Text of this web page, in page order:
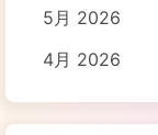
5月 2026
4月 2026